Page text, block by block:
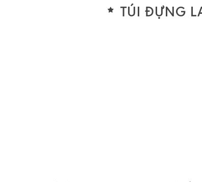
TÚI ĐỰNG